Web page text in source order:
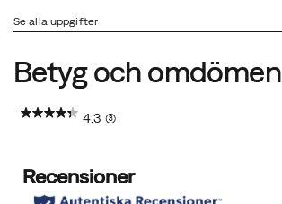
Se alla uppgifter
Betyg och omdömen
4.3 (3)